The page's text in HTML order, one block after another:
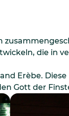
die in
Erèbe.
Gott der